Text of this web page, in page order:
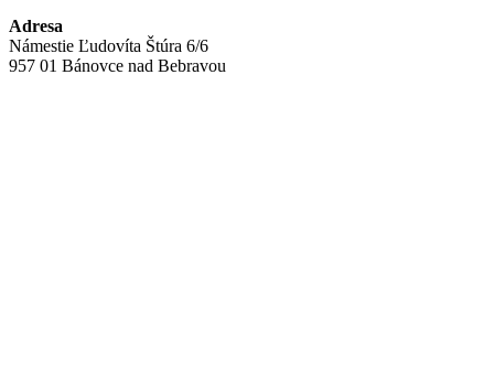
Adresa
Námestie Ľudovíta Štúra 6/6
957 01 Bánovce nad Bebravou